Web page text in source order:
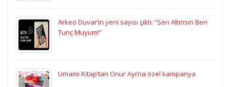
Arkeo Duvar’ın yeni sayısı çıktı: “Sen Altınsın Ben
Tunç Muyum!”
Umami Kitap’tan Onur Ayı’na özel kampanya